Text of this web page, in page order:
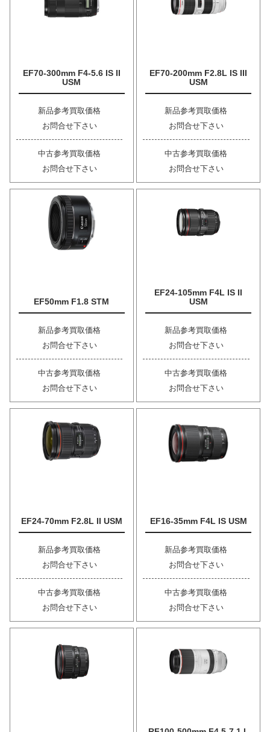
EF70-300mm F4-5.6 IS II
USM
新品参考買取価格
お問合せ下さい
中古参考買取価格
お問合せ下さい
EF70-200mm F2.8L IS III
USM
新品参考買取価格
お問合せ下さい
中古参考買取価格
お問合せ下さい
EF50mm F1.8 STM
新品参考買取価格
お問合せ下さい
中古参考買取価格
お問合せ下さい
EF24-105mm F4L IS II
USM
新品参考買取価格
お問合せ下さい
中古参考買取価格
お問合せ下さい
EF24-70mm F2.8L II USM
新品参考買取価格
お問合せ下さい
中古参考買取価格
お問合せ下さい
EF16-35mm F4L IS USM
新品参考買取価格
お問合せ下さい
中古参考買取価格
お問合せ下さい